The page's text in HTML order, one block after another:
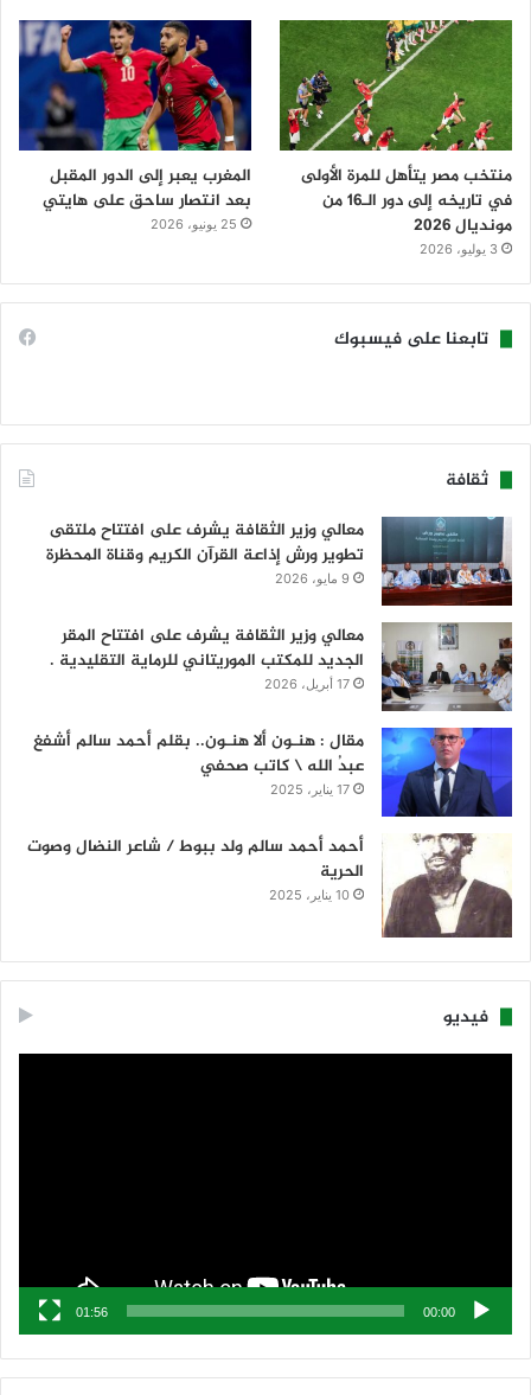
منتخب مصر يتأهل للمرة الأولى
في تاريخه إلى دور الـ16 من
مونديال 2026
3 يوليو، 2026
المغرب يعبر إلى الدور المقبل
بعد انتصار ساحق على هايتي
25 يونيو، 2026
تابعنا على فيسبوك
ثقافة
معالي وزير الثقافة يشرف على افتتاح ملتقى
تطوير ورش إذاعة القرآن الكريم وقناة المحظرة
9 مايو، 2026
معالي وزير الثقافة يشرف على افتتاح المقر
الجديد للمكتب الموريتاني للرماية التقليدية .
17 أبريل، 2026
مقال : هنـون ألا هنـون.. بقلم أحمد سالم أشفغ
عبدُ الله \ كاتب صحفي
17 يناير، 2025
أحمد أحمد سالم ولد ببوط / شاعر النضال وصوت
الحرية
10 يناير، 2025
فيديو
00:00
01:56